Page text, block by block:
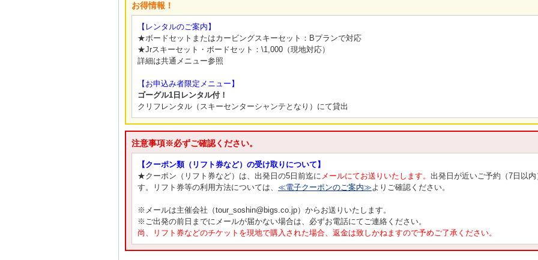
お得情報！
【レンタルのご案内】
★ボードセットまたはカービングスキーセット：Bプランで対応
★Jrスキーセット・ボードセット：\1,000（現地対応）
詳細は共通メニュー参照
【お申込み者限定メニュー】
ゴーグル1日レンタル付！
クリフレンタル（スキーセンターシャンテとなり）にて貸出
注意事項※必ずご確認ください。
【クーポン類（リフト券など）の受け取りについて】
★クーポン（リフト券など）は、出発日の5日前迄に メールにてお送りいたします。 出発日が近いご予約（7日以
す。リフト券等の利用方法については、 ≪電子クーポンのご案内≫よりご確認ください。
※メールは主催会社（tour_soshin@bigs.co.jp）からお送りいたします。
※ご出発の前日までにメールが届かない場合は、必ずお電話にてご連絡ください。
尚、リフト券などのチケットを現地で購入された場合、返金は致しかねますので予めご了承ください。